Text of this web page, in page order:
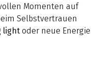
Momenten auf
Selbstvertrauen
light oder neue Energie